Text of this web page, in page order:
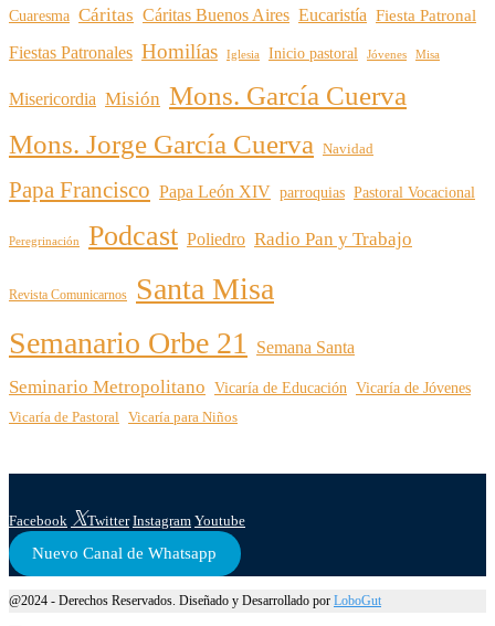
Cuaresma Cáritas Cáritas Buenos Aires Eucaristía Fiesta Patronal
Fiestas Patronales Homilías Iglesia Inicio pastoral Jóvenes Misa
Misericordia Misión Mons. García Cuerva
Mons. Jorge García Cuerva
Navidad
Papa Francisco Papa León XIV parroquias Pastoral Vocacional
Peregrinación Podcast Poliedro Radio Pan y Trabajo
Revista Comunicarnos
Santa Misa
Semanario Orbe 21 Semana Santa
Seminario Metropolitano Vicaría de Educación Vicaría de Jóvenes
Vicaría de Pastoral Vicaría para Niños
Facebook Twitter Instagram Youtube
Nuevo Canal de Whatsapp
@2024 - Derechos Reservados. Diseñado y Desarrollado por LoboGut